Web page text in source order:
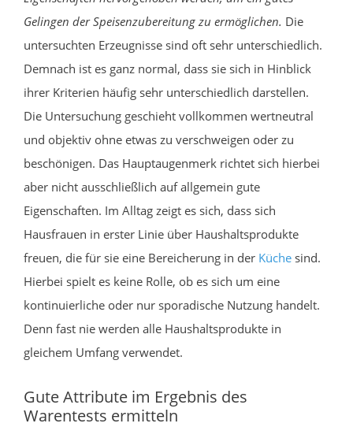
Gelingen der Speisenzubereitung zu ermöglichen. Die
untersuchten Erzeugnisse sind oft sehr unterschiedlich.
Demnach ist es ganz normal, dass sie sich in Hinblick
ihrer Kriterien häufig sehr unterschiedlich darstellen.
Die Untersuchung geschieht vollkommen wertneutral
und objektiv ohne etwas zu verschweigen oder zu
beschönigen. Das Hauptaugenmerk richtet sich hierbei
aber nicht ausschließlich auf allgemein gute
Eigenschaften. Im Alltag zeigt es sich, dass sich
Hausfrauen in erster Linie über Haushaltsprodukte
freuen, die für sie eine Bereicherung in der Küche sind.
Hierbei spielt es keine Rolle, ob es sich um eine
kontinuierliche oder nur sporadische Nutzung handelt.
Denn fast nie werden alle Haushaltsprodukte in
gleichem Umfang verwendet.
Gute Attribute im Ergebnis des
Warentests ermitteln